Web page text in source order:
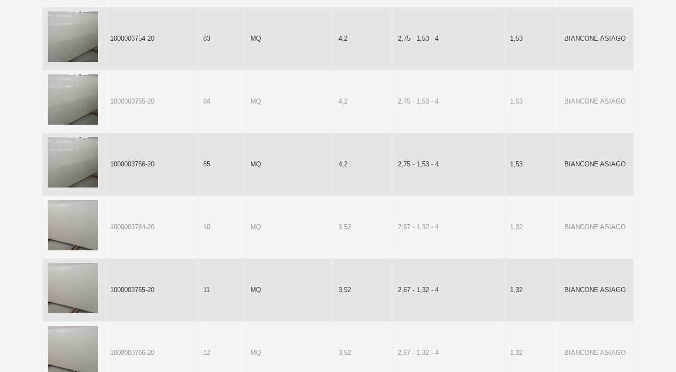
1000003754-20 83 MQ 4,2 2,75 - 1,53 - 4 1,53 BIANCONE ASIAGO
1000003755-20 84 MQ 4,2 2,75 - 1,53 - 4 1,53 BIANCONE ASIAGO
1000003756-20 85 MQ 4,2 2,75 - 1,53 - 4 1,53 BIANCONE ASIAGO
1000003764-20 10 MQ 3,52 2,67 - 1,32 - 4 1,32 BIANCONE ASIAGO
1000003765-20 11 MQ 3,52 2,67 - 1,32 - 4 1,32 BIANCONE ASIAGO
1000003766-20 12 MQ 3,52 2,67 - 1,32 - 4 1,32 BIANCONE ASIAGO